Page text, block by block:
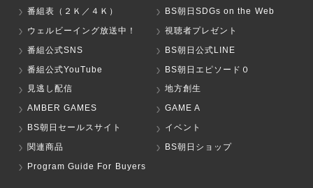
番組表（２Ｋ／４Ｋ）
BS朝日SDGs on the Web
ウェルビーイング放送中！
視聴者プレゼント
番組公式SNS
BS朝日公式LINE
番組公式YouTube
BS朝日エピソード０
見逃し配信
地方創生
AMBER GAMES
GAME A
BS朝日セールスサイト
イベント
関連商品
BS朝日ショップ
Program Guide For Buyers